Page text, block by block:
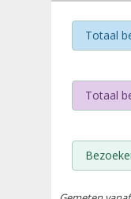
Totaal
Totaal